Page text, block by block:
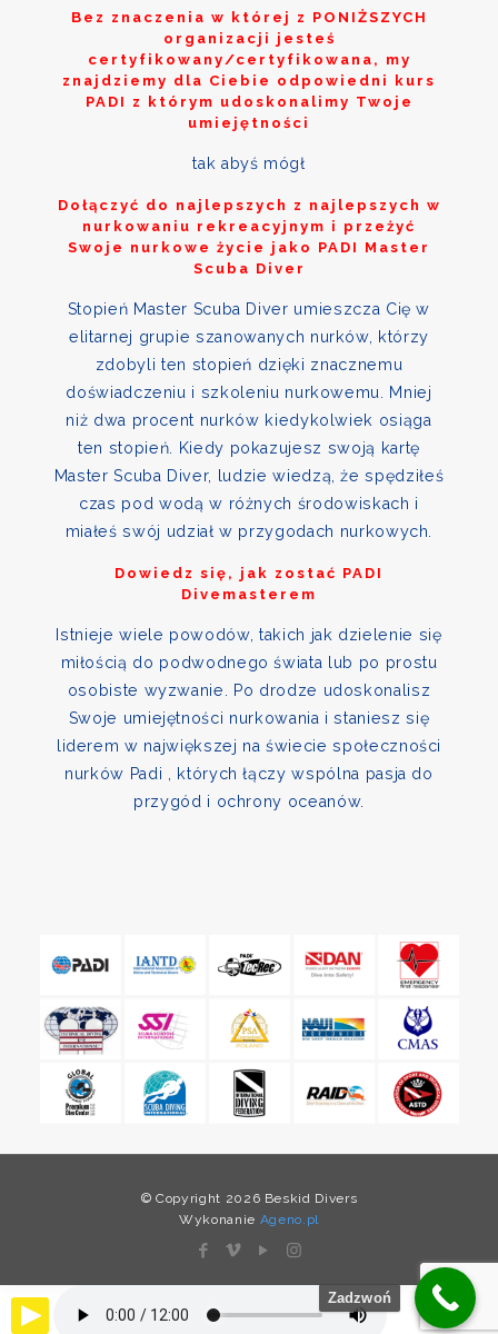
Bez znaczenia w której z PONIŻSZYCH
organizacji jesteś
certyfikowany/certyfikowana, my
znajdziemy dla Ciebie odpowiedni kurs
PADI z którym udoskonalimy Twoje
umiejętności
tak abyś mógł
Dołączyć do najlepszych z najlepszych w
nurkowaniu rekreacyjnym i przeżyć
Swoje nurkowe życie jako PADI Master
Scuba Diver
Stopień Master Scuba Diver umieszcza Cię w
elitarnej grupie szanowanych nurków, którzy
zdobyli ten stopień dzięki znacznemu
doświadczeniu i szkoleniu nurkowemu. Mniej
niż dwa procent nurków kiedykolwiek osiąga
ten stopień. Kiedy pokazujesz swoją kartę
Master Scuba Diver, ludzie wiedzą, że spędziłeś
czas pod wodą w różnych środowiskach i
miałeś swój udział w przygodach nurkowych.
Dowiedz się, jak zostać PADI
Divemasterem
Istnieje wiele powodów, takich jak dzielenie się
miłością do podwodnego świata lub po prostu
osobiste wyzwanie. Po drodze udoskonalisz
Swoje umiejętności nurkowania i staniesz się
liderem w największej na świecie społeczności
nurków Padi , których łączy wspólna pasja do
przygód i ochrony oceanów.
© Copyright 2026 Beskid Divers
Wykonanie Ageno.pl
Zadzwoń